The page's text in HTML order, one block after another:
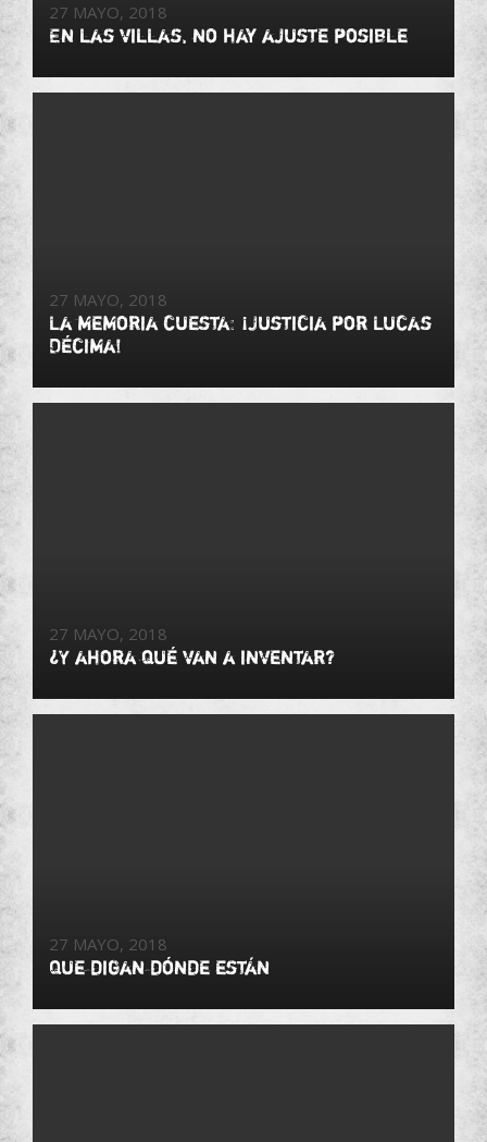
27 MAYO, 2018
En las villas, no hay ajuste posible
27 MAYO, 2018
La memoria cuesta: ¡Justicia por Lucas
Décima!
27 MAYO, 2018
¿Y ahora qué van a inventar?
27 MAYO, 2018
Que digan dónde están